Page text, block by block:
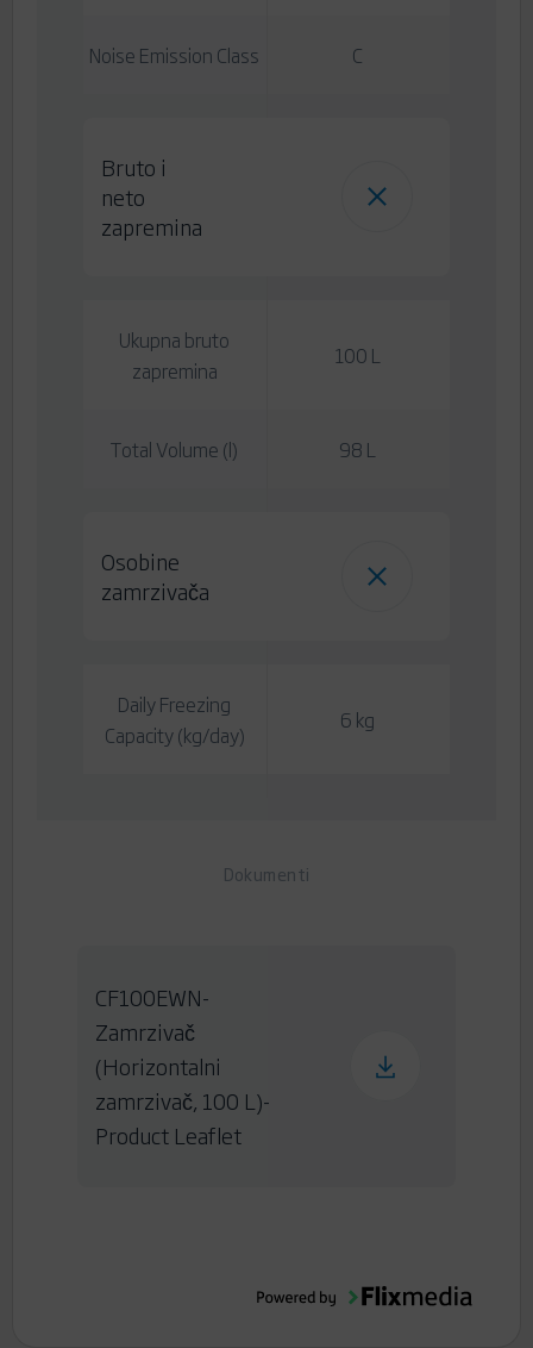
Noise Emission Class C
Bruto i
neto
zapremina
Ukupna bruto
zapremina
100 L
Total Volume (l) 98 L
Osobine
zamrzivača
Daily Freezing
Capacity (kg/day)
6 kg
Dokumenti
CF100EWN-
Zamrzivač
(Horizontalni
zamrzivač, 100 L)-
Product Leaflet